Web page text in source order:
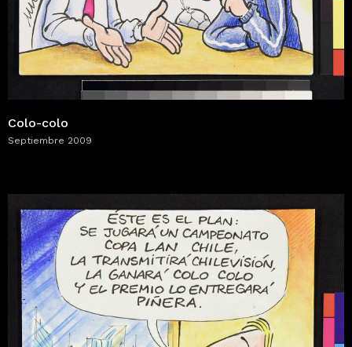
Colo-colo
Septiembre 2009